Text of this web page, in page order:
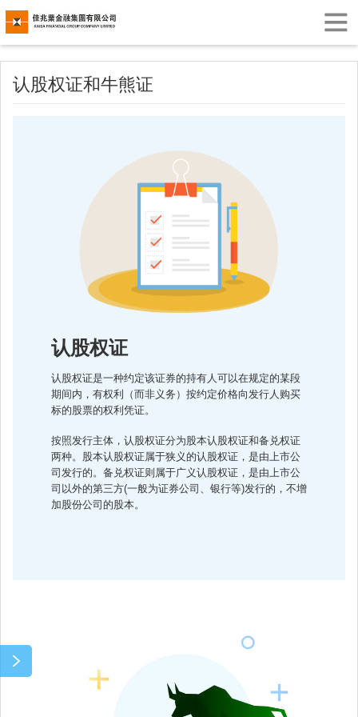
认股权证和牛熊证
认股权证
认股权证是一种约定该证券的持有人可以在规定的某段
期间内，有权利（而非义务）按约定价格向发行人购买
标的股票的权利凭证。
按照发行主体，认股权证分为股本认股权证和备兑权证
两种。股本认股权证属于狭义的认股权证，是由上市公
司发行的。备兑权证则属于广义认股权证，是由上市公
司以外的第三方(一般为证券公司、银行等)发行的，不增
加股份公司的股本。